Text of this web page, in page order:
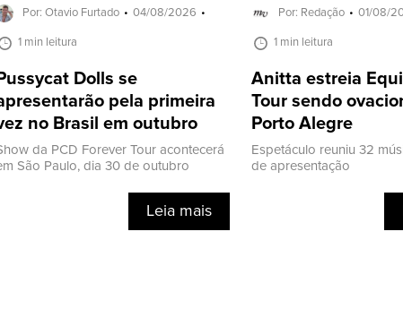
Por: Otavio Furtado 04/08/2026
1 min leitura
Dolls se
pela primeira
no Brasil em outubro
da PCD Forever Tour acontecerá
São Paulo, dia 30 de outubro
Leia mais
Por: Redação 01/08/
1 min leitura
Anitta estreia
Tour sendo
Porto Alegre
Espetáculo reuniu 32
de apresentação